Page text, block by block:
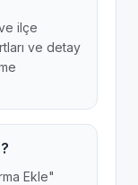
ilçe
ve detay
Ekle"